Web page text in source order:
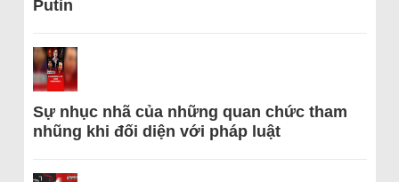
Putin
Sự nhục nhã của những quan chức tham
nhũng khi đối diện với pháp luật